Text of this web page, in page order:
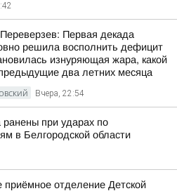
Первая декада
решила восполнить дефицит
изнуряющая жара, какой
два летних месяца
Вчера, 22:54
ранены при ударах по
в Белгородской области
приёмное отделение Детской